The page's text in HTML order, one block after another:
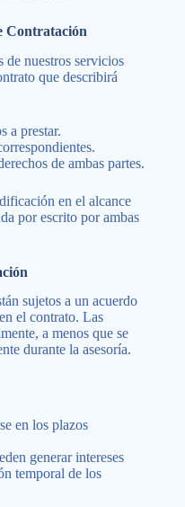
Contratación
de nuestros servicios
que describirá
a prestar.
de ambas partes.
en el alcance
por escrito por ambas
sujetos a un acuerdo
el contrato. Las
a menos que se
durante la asesoría.
en los plazos
generar intereses
temporal de los